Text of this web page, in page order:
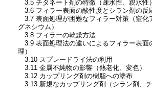
3.5 チタネート剤の特徴（疎水性、親水性）
3.6 フィラー表面の酸性度とシラン剤の反
3.7 表面処理が困難なフィラー対策（窒化
グネシウム）
3.8 フィラーの乾燥方法
3.9 表面処理法の違いによるフィラー表面
理）
3.10 スプレードライ法の利用
3.11 金属不純物の影響（熱老化、変色）
3.12 カップリング剤の樹脂への塗布
3.13 新規なカップリング剤（シラン剤、チ